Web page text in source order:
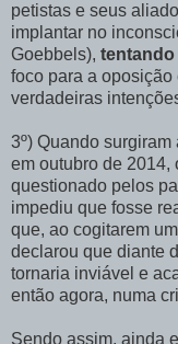
petistas e seus
implantar no
Goebbels), tentando
foco para a
verdadeiras
3º) Quando
em outubro de 2014,
questionado pelos
impediu que fosse
que, ao cogitarem
declarou que diante
tornaria inviável e
então agora, numa
Sendo assim, ainda